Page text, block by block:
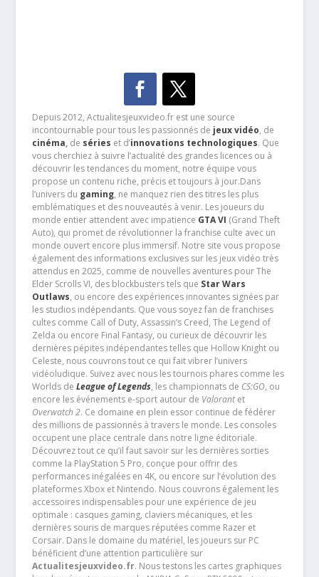
Depuis 2012, Actualitesjeuxvideo.fr est une source
incontournable pour tous les passionnés de jeux vidéo, de
cinéma,de séries et d’innovations technologiques. Que
vous cherchiez à suivre l’actualité des grandes licences ou à
découvrir les tendances du moment, notre équipe vous
propose un contenu riche, précis et toujours à jour.Dans
l’univers du gaming, ne manquez rien des titres les plus
emblématiques et des nouveautés à venir. Les joueurs du
monde entier attendent avec impatience GTA VI (Grand Theft
Auto), qui promet de révolutionner la franchise culte avec un
monde ouvert encore plus immersif. Notre site vous propose
également des informations exclusives sur les jeux vidéo très
attendus en 2025, comme de nouvelles aventures pour The
Elder Scrolls VI, des blockbusters tels que Star Wars
Outlaws, ou encore des expériences innovantes signées par
les studios indépendants. Que vous soyez fan de franchises
cultes comme Call of Duty, Assassin’s Creed, The Legend of
Zelda ou encore Final Fantasy, ou curieux de découvrir les
dernières pépites indépendantes telles que Hollow Knight ou
Celeste, nous couvrons tout ce qui fait vibrer l’univers
vidéoludique. Suivez avec nous les tournois phares comme les
Worlds de League of Legends, les championnats de CS:GO, ou
encore les événements e-sport autour de Valorantet
Overwatch 2. Ce domaine en plein essor continue de fédérer
des millions de passionnés à travers le monde. Les consoles
occupent une place centrale dans notre ligne éditoriale.
Découvrez tout ce qu’il faut savoir sur les dernières sorties
comme la PlayStation 5 Pro, conçue pour offrir des
performances inégalées en 4K, ou encore sur l’évolution des
plateformes Xbox et Nintendo. Nous couvrons également les
accessoires indispensables pour une expérience de jeu
optimale : casques gaming, claviers mécaniques, et les
dernières souris de marques réputées comme Razer et
Corsair. Dans le domaine du matériel, les joueurs sur PC
bénéficient d’une attention particulière sur
Actualitesjeuxvideo.fr. Nous testons les cartes graphiques